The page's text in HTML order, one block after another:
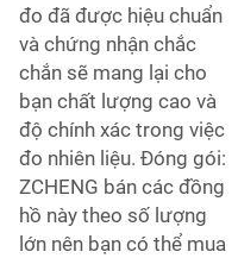
đo đã được hiệu chuẩn
và chứng nhận chắc
chắn sẽ mang lại cho
bạn chất lượng cao và
độ chính xác trong việc
đo nhiên liệu. Đóng gói:
ZCHENG bán các đồng
hồ này theo số lượng
lớn nên bạn có thể mua